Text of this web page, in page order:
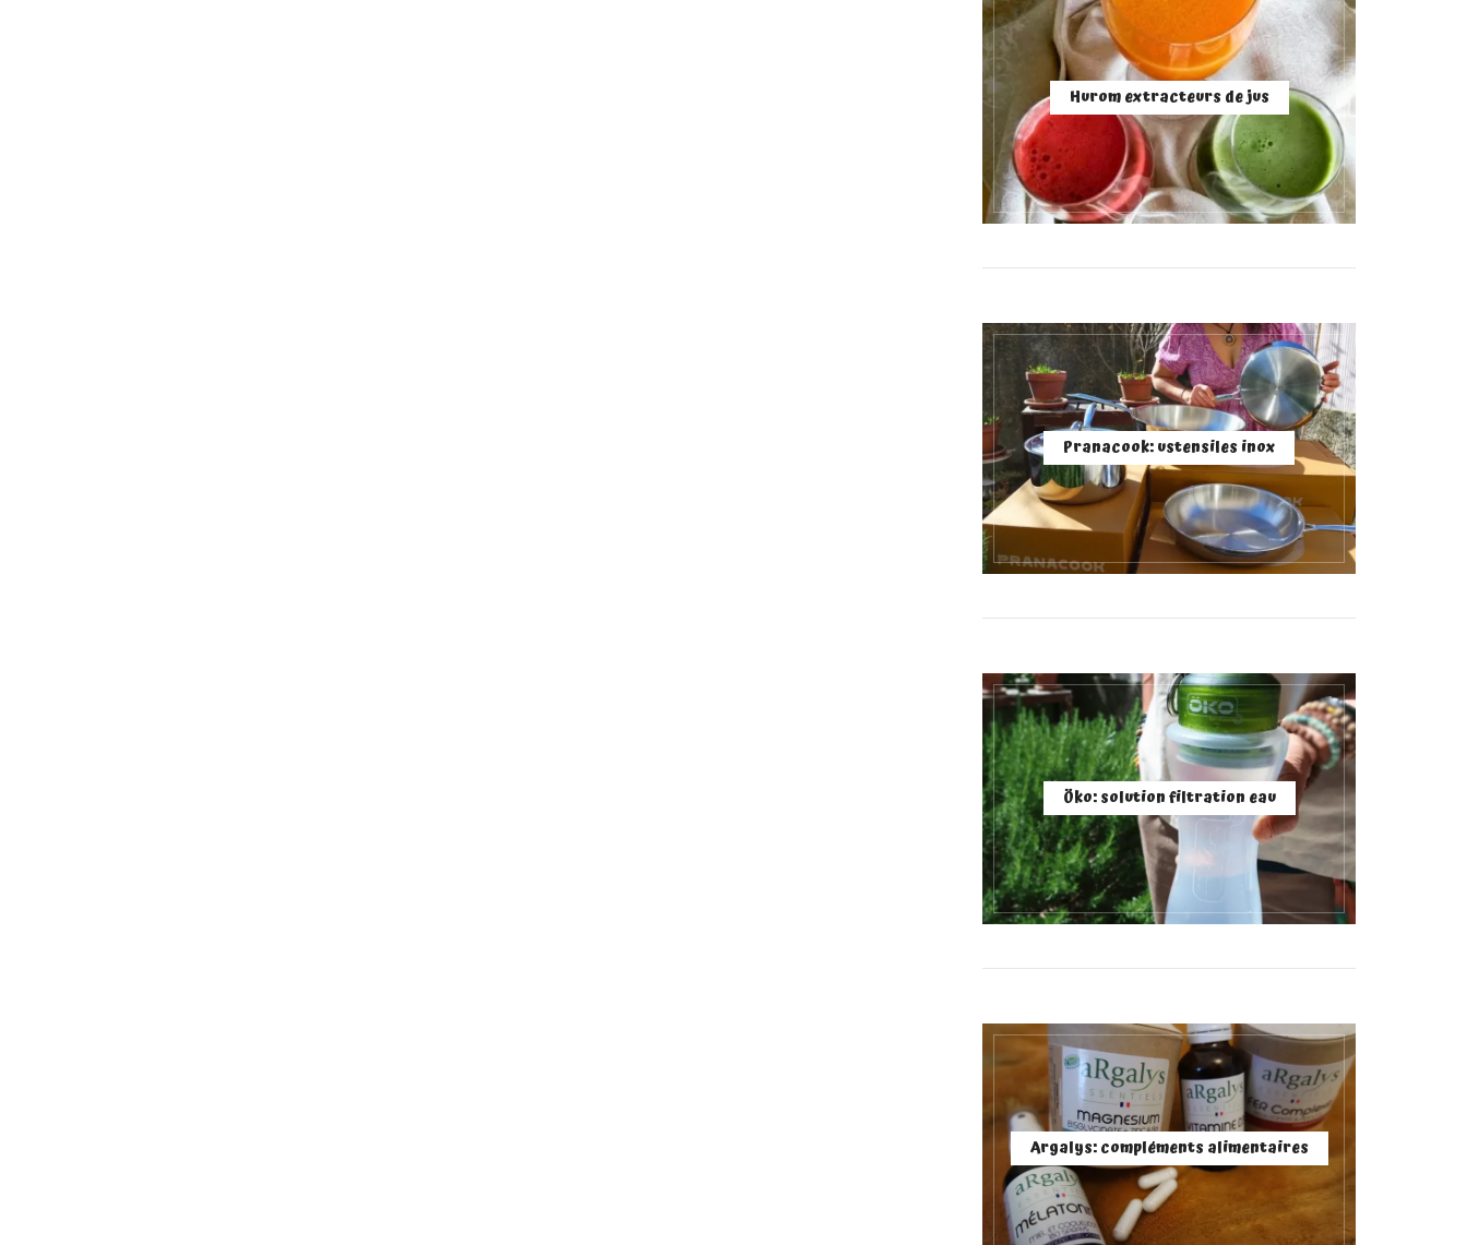
Hurom extracteurs de jus
Pranacook: ustensiles inox
Öko: solution filtration eau
Argalys: compléments alimentaires